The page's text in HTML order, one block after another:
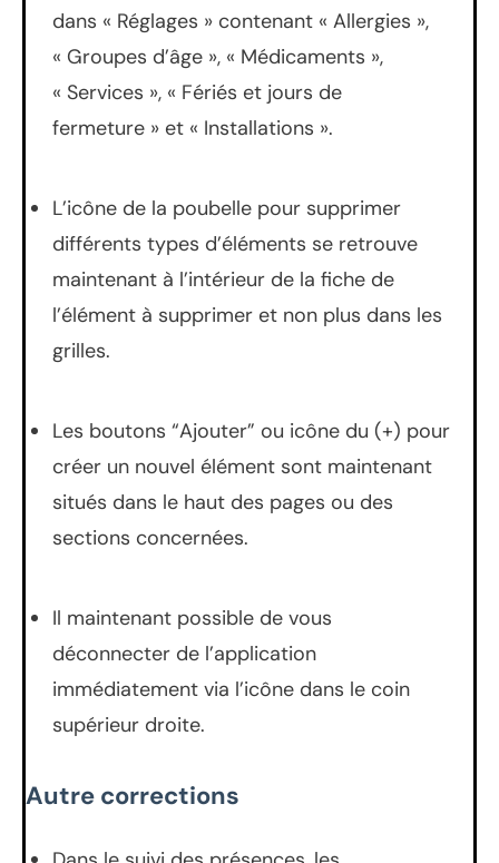
dans « Réglages » contenant « Allergies »,
« Groupes d’âge », « Médicaments »,
« Services », « Fériés et jours de
fermeture » et « Installations ».
L’icône de la poubelle pour supprimer
différents types d’éléments se retrouve
maintenant à l’intérieur de la fiche de
l’élément à supprimer et non plus dans les
grilles.
Les boutons “Ajouter” ou icône du (+) pour
créer un nouvel élément sont maintenant
situés dans le haut des pages ou des
sections concernées.
Il maintenant possible de vous
déconnecter de l’application
immédiatement via l’icône dans le coin
supérieur droite.
Autre corrections